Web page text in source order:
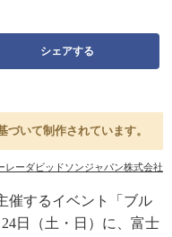
シェアする
いて制作されています。
レーダビッドソンジャパン株式会社
催するイベント「ブル
日（土・日）に、富士